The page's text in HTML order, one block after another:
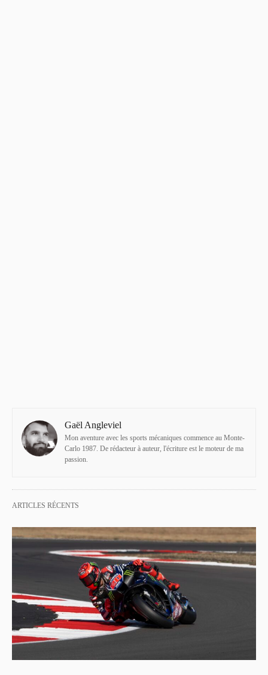
Gaël Angleviel
Mon aventure avec les sports mécaniques commence au Monte-
Carlo 1987. De rédacteur à auteur, l'écriture est le moteur de ma
passion.
ARTICLES RÉCENTS